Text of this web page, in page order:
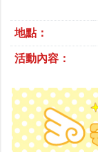
地點：
活動內容：